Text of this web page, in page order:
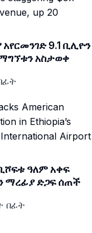
9.1 ቢሊዮን
አስታወቀ
ዓለም አቀፍ
ማረፊያ ድጋፍ ሰጠች
በፊት